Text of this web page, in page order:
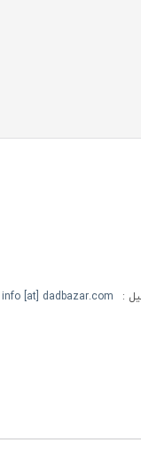
:
info [at] dadbazar.com